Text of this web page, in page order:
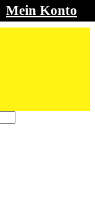
Mein Konto